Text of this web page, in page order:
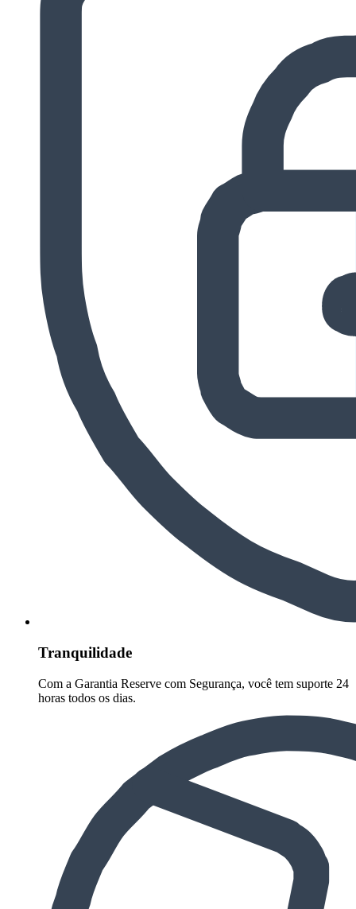
Tranquilidade
Com a Garantia Reserve com Segurança, você tem suporte 24
horas todos os dias.